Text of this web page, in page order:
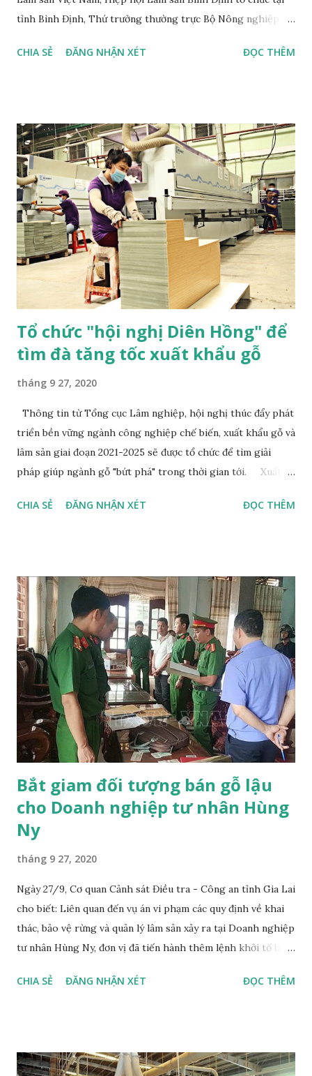
tỉnh Bình Định, Thứ trưởng thường trực Bộ Nông nghiệp và
Việt Nam đã tham gia vào các “tuyến đường cao tốc” mà mới
của các nước châu Âu đối với các sản phẩm ngành gỗ của Việt
Nam từ EVFTA không lớn, nhưng lợi thế rất lớn là giảm
thiểu rủi ro về thương mại trong thời gian tới. Trên "tuyến
cao tốc" này, vấn đề của Việt Nam là "phương tiện vận chuyển
và sản phẩm nào sẽ được vận chuyển." Đại dịch Covid-19 và
các diễn biến trong lĩnh vực thương mại trên thế giới đang
đặt ngành gỗ Việt Nam cần thay đổi để đón thời cơ khi chạy
trên "các tuyến cao tốc." Thứ trưởng...
CHIA SẺ ĐĂNG NHẬN XÉT ĐỌC THÊM
Tổ chức "hội nghị Diên Hồng" để
tìm đà tăng tốc xuất khẩu gỗ
tháng 9 27, 2020
Thông tin từ Tổng cục Lâm nghiệp, hội nghị thúc đẩy phát
triển bền vững ngành công nghiệp chế biến, xuất khẩu gỗ và
lâm sản giai đoạn 2021-2025 sẽ được tổ chức để tìm giải
pháp giúp ngành gỗ "bứt phá" trong thời gian tới. Xuất
Hawa Hội nghị sẽ diễn ra vào đầu tháng 12.2020, tập trung
khẩu gỗ và lâm sản giai đoạn 2021-2025. Đồng thời tổ chức
xúc tiến đầu tư vào Khu lâm nghiệp công nghệ cao tại tỉnh
Nghệ An. Dự kiến có khoảng 500 đại biểu sẽ tham dự hội
nghị, trong đó có Đại sứ quán, phòng thương mại một số
nước tại Việt Nam, gồm: Hoa Kỳ, Nhật Bản, Hàn Quốc, EU,
Nga, Trung Quốc, Canada, Ấn Độ, Anh, Úc. Một số tổ chức
quốc tế: Tổ chức Nông lương Liên Hợp quốc (FAO), Chương
trình Phát triển của Liên hiệp quốc (UNDP); Chương trình
UN-REDD V...
CHIA SẺ ĐĂNG NHẬN XÉT ĐỌC THÊM
Bắt giam đối tượng bán gỗ lậu
cho Doanh nghiệp tư nhân Hùng
Ny
tháng 9 27, 2020
Ngày 27/9, Cơ quan Cảnh sát Điều tra - Công an tỉnh Gia Lai
cho biết: Liên quan đến vụ án vi phạm các quy định về khai
thác, bảo vệ rừng và quản lý lâm sản xảy ra tại Doanh nghiệp
tư nhân Hùng Ny, đơn vị đã tiến hành thêm lệnh khởi tố bị
trú tại thôn 2, xã Ia Hlốp, huyện Chư Sê, tỉnh Gia Lai) để
Công an tỉnh Gia Lai tiến hành đọc lệnh khởi tố vụ án, khởi
CHIA SẺ ĐĂNG NHẬN XÉT ĐỌC THÊM